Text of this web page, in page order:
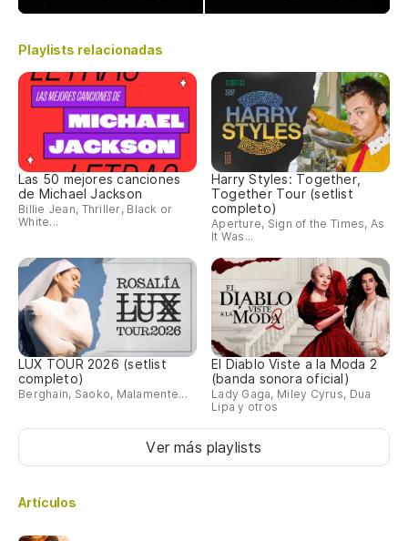
Playlists relacionadas
Las 50 mejores canciones
de Michael Jackson
Billie Jean, Thriller, Black or
White...
Harry Styles: Together,
Together Tour (setlist
completo)
Aperture, Sign of the Times, As
It Was...
LUX TOUR 2026 (setlist
completo)
Berghain, Saoko, Malamente...
El Diablo Viste a la Moda 2
(banda sonora oficial)
Lady Gaga, Miley Cyrus, Dua
Lipa y otros
Ver más playlists
Artículos